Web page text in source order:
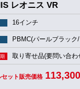
レオニス VR
16インチ
PBMC(パールブラック
取り寄せ品(要問い合わ
ット販売価格